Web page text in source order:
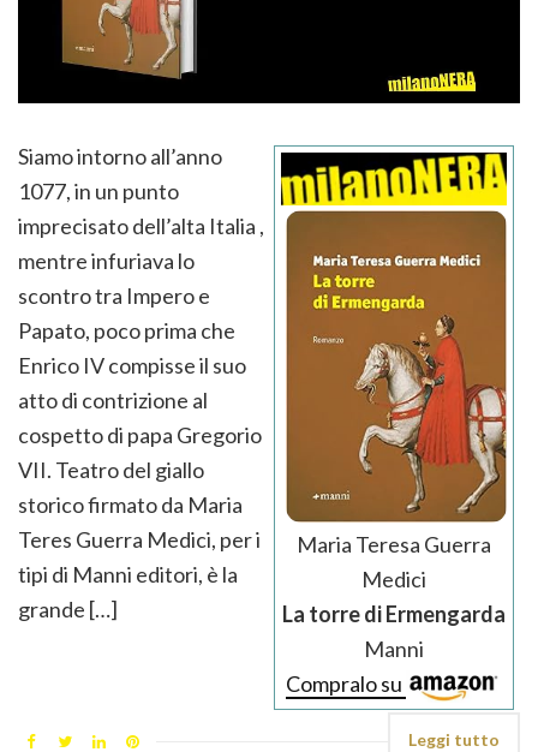
Maria Teresa Guerra
Medici
La torre di Ermengarda
Manni
Compralo su
Siamo intorno all’anno
1077, in un punto
imprecisato dell’alta Italia ,
mentre infuriava lo
scontro tra Impero e
Papato, poco prima che
Enrico IV compisse il suo
atto di contrizione al
cospetto di papa Gregorio
VII. Teatro del giallo
storico firmato da Maria
Teres Guerra Medici, per i
tipi di Manni editori, è la
grande […]
Leggi tutto